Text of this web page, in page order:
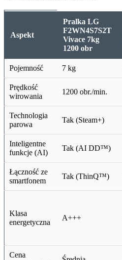
Aspekt
Pralka LG
F2WN4S7S2T
Vivace 7kg
1200 obr
Pojemność 7 kg
Prędkość
wirowania
1200 obr./min.
Technologia
parowa
Tak (Steam+)
Inteligentne
funkcje (AI)
Tak (AI DD™)
Łączność ze
smartfonem
Tak (ThinQ™)
Klasa
energetyczna
A+++
Cena